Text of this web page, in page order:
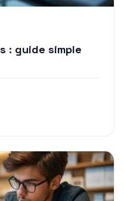
: guide simple